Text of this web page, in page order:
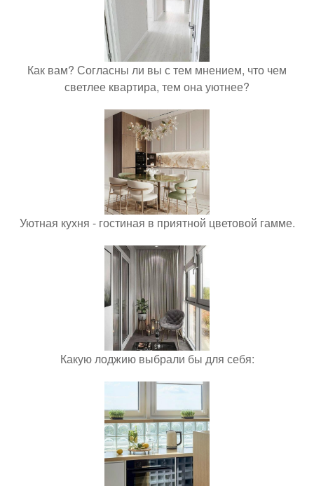
Как вам? Согласны ли вы с тем мнением, что чем
светлее квартира, тем она уютнее?
Уютная кухня - гостиная в приятной цветовой гамме.
Какую лоджию выбрали бы для себя: